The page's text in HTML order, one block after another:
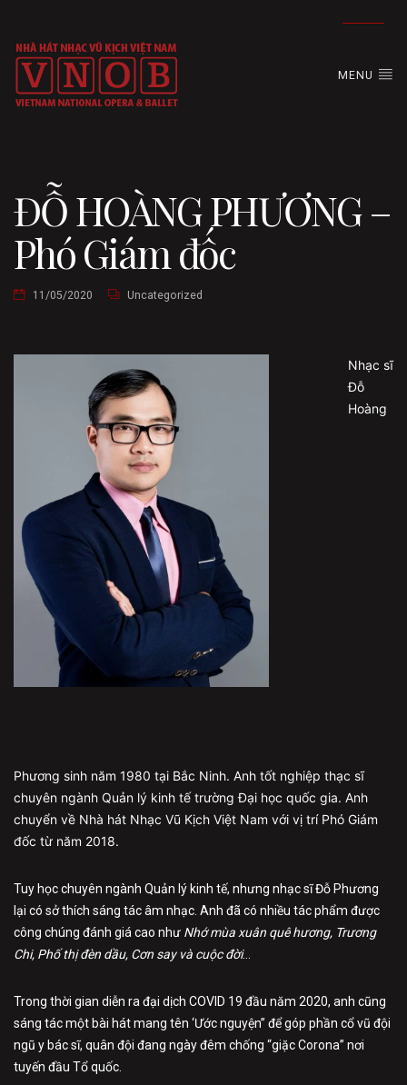
MENU
ĐỖ HOÀNG PHƯƠNG –
Phó Giám đốc
11/05/2020 Uncategorized
Nhạc sĩ
Đỗ
Hoàng
Phương sinh năm 1980 tại Bắc Ninh. Anh tốt nghiệp thạc sĩ
chuyên ngành Quản lý kinh tế trường Đại học quốc gia. Anh
chuyển về Nhà hát Nhạc Vũ Kịch Việt Nam với vị trí Phó Giám
đốc từ năm 2018.
Tuy học chuyên ngành Quản lý kinh tế, nhưng nhạc sĩ Đỗ Phương
lại có sở thích sáng tác âm nhạc. Anh đã có nhiều tác phẩm được
công chúng đánh giá cao như Nhớ mùa xuân quê hương, Trương
Chi, Phố thị đèn dầu, Cơn say và cuộc đời…
Trong thời gian diễn ra đại dịch COVID 19 đầu năm 2020, anh cũng
sáng tác một bài hát mang tên ‘Ước nguyện” để góp phần cổ vũ đội
ngũ y bác sĩ, quân đội đang ngày đêm chống “giặc Corona” nơi
tuyến đầu Tổ quốc.